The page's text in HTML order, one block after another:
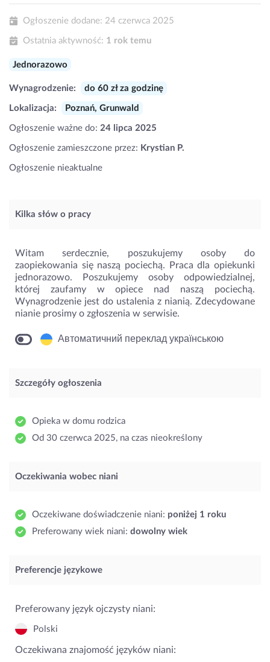
Ogłoszenie dodane: 24 czerwca 2025
Ostatnia aktywność: 1 rok temu
Jednorazowo
Wynagrodzenie: do 60 zł za godzinę
Lokalizacja: Poznań, Grunwald
Ogłoszenie ważne do: 24 lipca 2025
Ogłoszenie zamieszczone przez: Krystian P.
Ogłoszenie nieaktualne
Kilka słów o pracy
Witam serdecznie, poszukujemy osoby do
zaopiekowania się naszą pociechą. Praca dla opiekunki
jednorazowo. Poszukujemy osoby odpowiedzialnej,
której zaufamy w opiece nad naszą pociechą.
Wynagrodzenie jest do ustalenia z nianią. Zdecydowane
nianie prosimy o zgłoszenia w serwisie.
Автоматичний переклад українською
Szczegóły ogłoszenia
Opieka w domu rodzica
Od 30 czerwca 2025, na czas nieokreślony
Oczekiwania wobec niani
Oczekiwane doświadczenie niani: poniżej 1 roku
Preferowany wiek niani: dowolny wiek
Preferencje językowe
Preferowany język ojczysty niani:
Polski
Oczekiwana znajomość języków niani: